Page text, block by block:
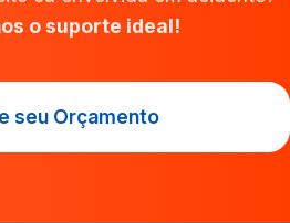
o suporte ideal!
seu Orçamento